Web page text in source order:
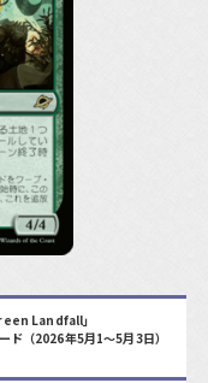
Landfall」
ド（2026年5月1～5月3日）